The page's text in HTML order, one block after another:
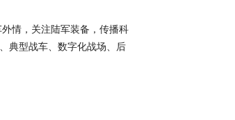
情，关注陆军装备，传播科
典型战车、数字化战场、后